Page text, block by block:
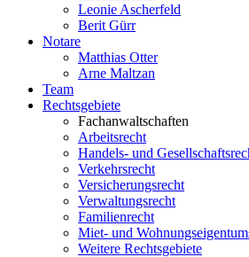
Leonie Ascherfeld
Berit Gürr
Notare
Matthias Otter
Arne Maltzan
Team
Rechtsgebiete
Fachanwaltschaften
Arbeitsrecht
Handels- und
Verkehrsrecht
Versicherungsrecht
Verwaltungsrecht
Familienrecht
Miet- und
Weitere Rechtsgebiete